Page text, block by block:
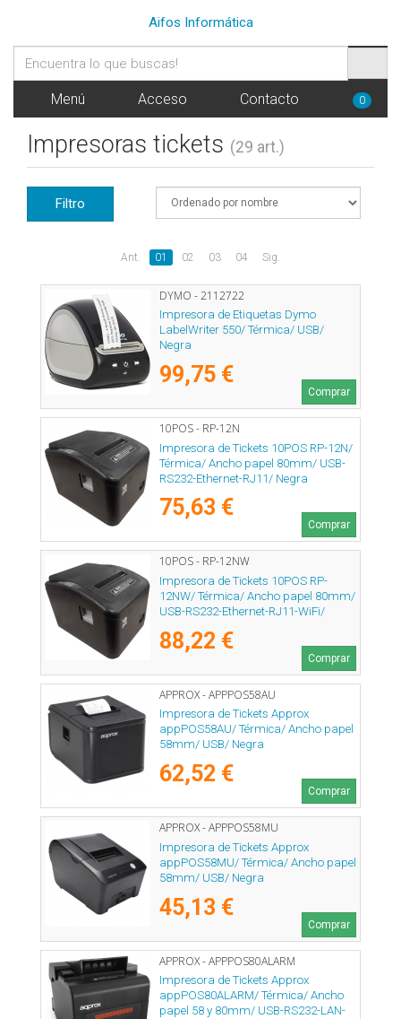
Aifos Informática
Menú Acceso Contacto 0
Impresoras tickets (29 art.)
Filtro
Ant. 01 02 03 04 Sig.
DYMO - 2112722
Impresora de Etiquetas Dymo
LabelWriter 550/ Térmica/ USB/
Negra
99,75 €
Comprar
10POS - RP-12N
Impresora de Tickets 10POS RP-12N/
Térmica/ Ancho papel 80mm/ USB-
RS232-Ethernet-RJ11/ Negra
75,63 €
Comprar
10POS - RP-12NW
Impresora de Tickets 10POS RP-
12NW/ Térmica/ Ancho papel 80mm/
USB-RS232-Ethernet-RJ11-WiFi/
88,22 €
Comprar
APPROX - APPPOS58AU
Impresora de Tickets Approx
appPOS58AU/ Térmica/ Ancho papel
58mm/ USB/ Negra
62,52 €
Comprar
APPROX - APPPOS58MU
Impresora de Tickets Approx
appPOS58MU/ Térmica/ Ancho papel
58mm/ USB/ Negra
45,13 €
Comprar
APPROX - APPPOS80ALARM
Impresora de Tickets Approx
appPOS80ALARM/ Térmica/ Ancho
papel 58 y 80mm/ USB-RS232-LAN-